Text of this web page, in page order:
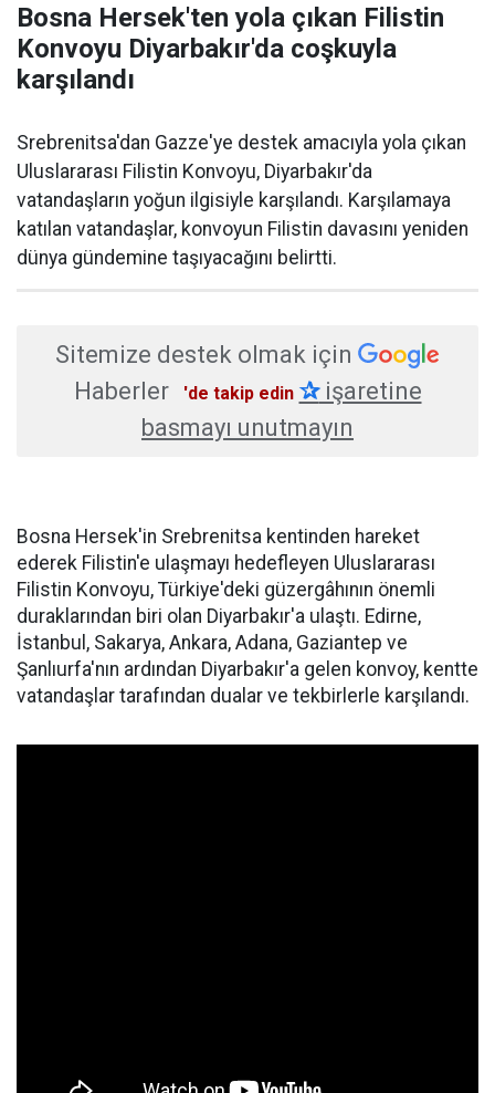
Bosna Hersek'ten yola çıkan Filistin
Konvoyu Diyarbakır'da coşkuyla
karşılandı
Srebrenitsa'dan Gazze'ye destek amacıyla yola çıkan
Uluslararası Filistin Konvoyu, Diyarbakır'da
vatandaşların yoğun ilgisiyle karşılandı. Karşılamaya
katılan vatandaşlar, konvoyun Filistin davasını yeniden
dünya gündemine taşıyacağını belirtti.
Sitemize destek olmak için
Haberler
'de takip edin ✰işaretine
basmayı unutmayın
Bosna Hersek'in Srebrenitsa kentinden hareket
ederek Filistin'e ulaşmayı hedefleyen Uluslararası
Filistin Konvoyu, Türkiye'deki güzergâhının önemli
duraklarından biri olan Diyarbakır'a ulaştı. Edirne,
İstanbul, Sakarya, Ankara, Adana, Gaziantep ve
Şanlıurfa'nın ardından Diyarbakır'a gelen konvoy, kentte
vatandaşlar tarafından dualar ve tekbirlerle karşılandı.